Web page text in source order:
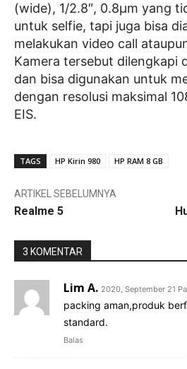
(wide), 1/2.8″, 0.8µm yang
untuk selfie, tapi juga bisa
melakukan video call
Kamera tersebut dilengkapi
dan bisa digunakan untuk
dengan resolusi maksimal
EIS.
TAGS HP Kirin 980 HP RAM 8 GB
ARTIKEL SEBELUMNYA
Realme 5
3 KOMENTAR
Lim A. 2020, September 21
packing aman,produk
standard.
Balas